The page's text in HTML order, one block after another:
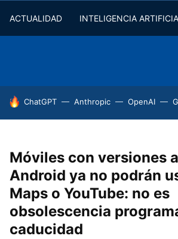
ACTUALIDAD INTELIGENCIA
HOY SE HABLA DE
ChatGPT Anthropic OpenAI
Móviles con versiones
Android ya no podrán
Maps o YouTube: no es
obsolescencia
caducidad